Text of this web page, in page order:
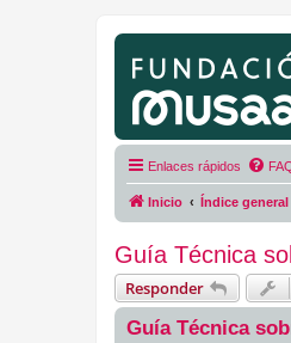
Enlaces rápidos
Inicio Índice general
Guía Técnica
Responder
Guía Técnica